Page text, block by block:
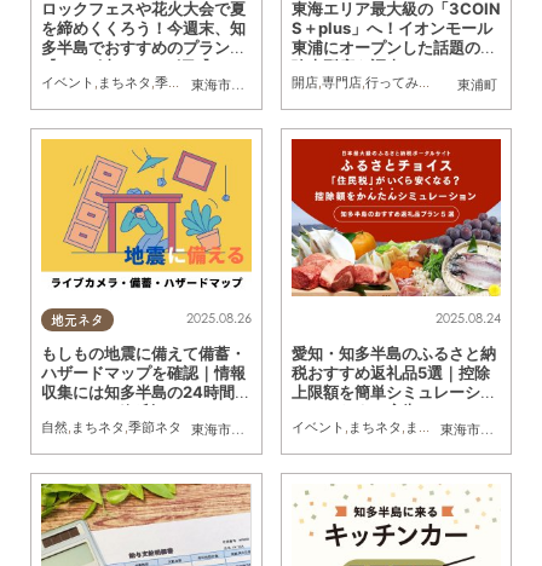
東海市
,知多市 東浦町,半田市,常滑市,美浜町
ロックフェスや花火大会で夏
を締めくくろう！今週末、知
多半島でおすすめのプラン
【8/30(土)・8/31(日)】
イベント , まちネタ ,季節ネタ ,まとめ記事 東浦町
東海エリア最大級の「3COIN
S＋plus」へ！イオンモール
東浦にオープンした話題の最
強大型店を調査
開店,専門店,行ってみたレポ ,親子,おひと
地元ネタ
東海市
,大府市 知多市,東浦町 ,阿久比町 ,半田市,常滑市
2025.08.26
もしもの地震に備えて備蓄・
ハザードマップを確認｜情報
収集には知多半島の24時間W
ebカメラが便利
自然 まちネタ 季節ネタ 東海市
,大府市
2025.08.24
愛知・知多半島のふるさと納
税おすすめ返礼品5選｜控除
上限額を簡単シミュレーショ
ン／ちたまる広告
イベント まちネタ まとめ記事 ,ふるさと